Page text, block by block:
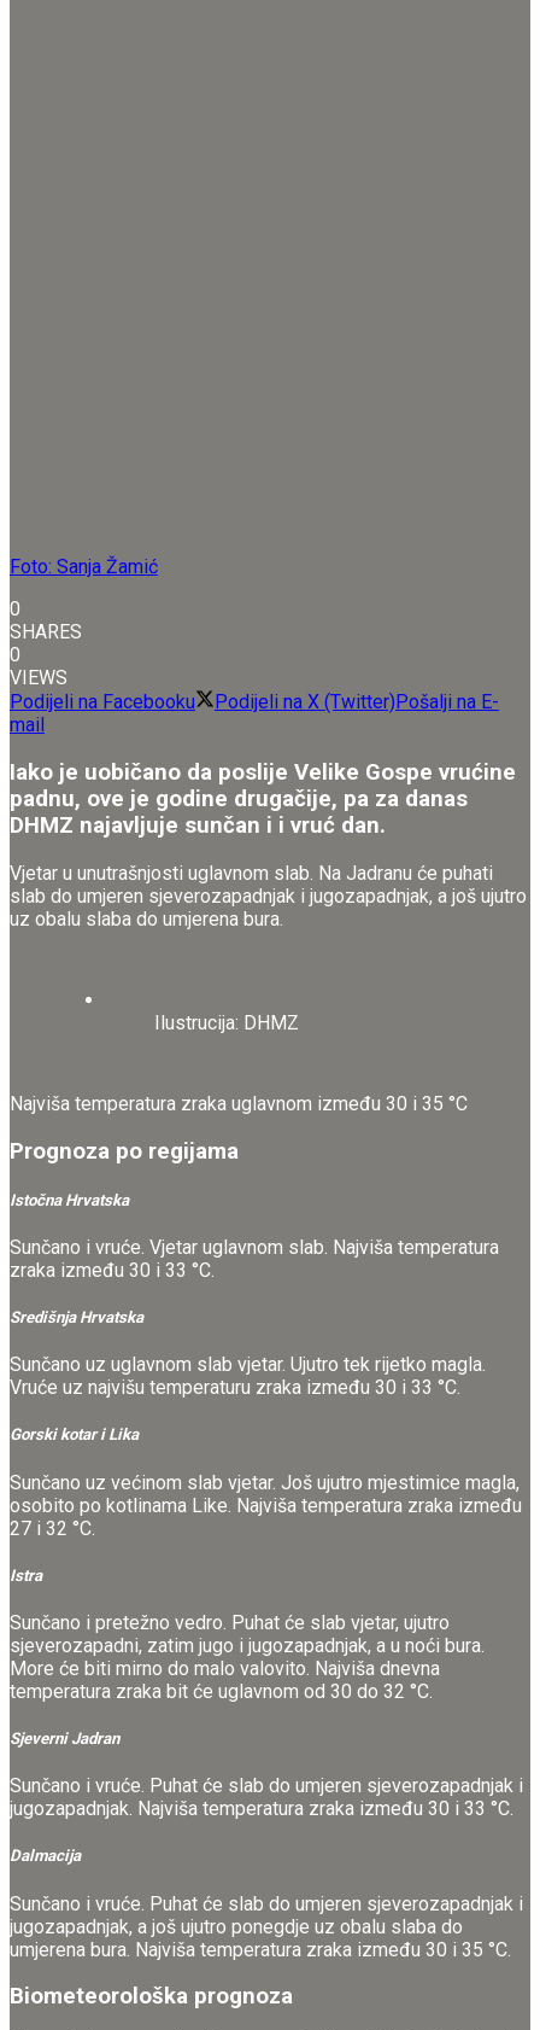
Foto: Sanja Žamić
0
SHARES
0
VIEWS
Podijeli na Facebooku
Podijeli na X (Twitter) Pošalji na E-
mail
Iako je uobičano da poslije Velike Gospe vrućine
padnu, ove je godine drugačije, pa za danas
DHMZ najavljuje sunčan i i vruć dan.
Vjetar u unutrašnjosti uglavnom slab. Na Jadranu će puhati
slab do umjeren sjeverozapadnjak i jugozapadnjak, a još ujutro
uz obalu slaba do umjerena bura.
Ilustrucija: DHMZ
Najviša temperatura zraka uglavnom između 30 i 35 °C
Prognoza po regijama
Istočna Hrvatska
Sunčano i vruće. Vjetar uglavnom slab. Najviša temperatura
zraka između 30 i 33 °C.
Središnja Hrvatska
Sunčano uz uglavnom slab vjetar. Ujutro tek rijetko magla.
Vruće uz najvišu temperaturu zraka između 30 i 33 °C.
Gorski kotar i Lika
Sunčano uz većinom slab vjetar. Još ujutro mjestimice magla,
osobito po kotlinama Like. Najviša temperatura zraka između
27 i 32 °C.
Istra
Sunčano i pretežno vedro. Puhat će slab vjetar, ujutro
sjeverozapadni, zatim jugo i jugozapadnjak, a u noći bura.
More će biti mirno do malo valovito. Najviša dnevna
temperatura zraka bit će uglavnom od 30 do 32 °C.
Sjeverni Jadran
Sunčano i vruće. Puhat će slab do umjeren sjeverozapadnjak i
jugozapadnjak. Najviša temperatura zraka između 30 i 33 °C.
Dalmacija
Sunčano i vruće. Puhat će slab do umjeren sjeverozapadnjak i
jugozapadnjak, a još ujutro ponegdje uz obalu slaba do
umjerena bura. Najviša temperatura zraka između 30 i 35 °C.
Biometeorološka prognoza